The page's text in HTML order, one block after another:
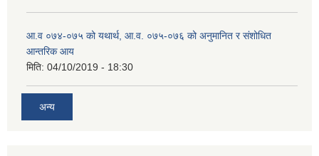
आ.व ०७४-०७५ को यथार्थ, आ.व. ०७५-०७६ को अनुमानित र संशोधित
आन्तरिक आय
मिति: 04/10/2019 - 18:30
अन्य